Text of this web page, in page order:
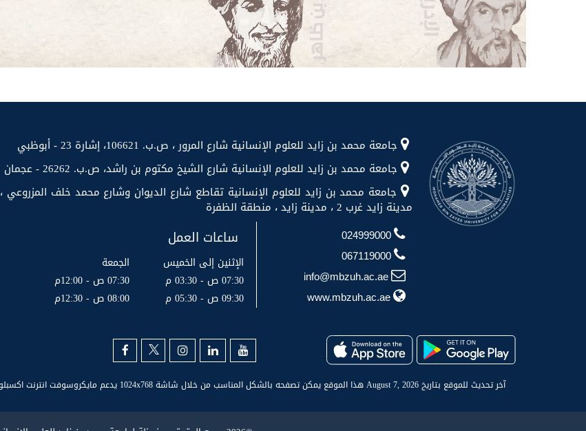
جامعة محمد بن زايد للعلوم الإنسانية شارع المرور ، ص.ب. 106621، إشارة 23 - أبوظبي
جامعة محمد بن زايد للعلوم الإنسانية شارع الشيخ مكتوم بن راشد، ص.ب. 26262 - عجمان
جامعة محمد بن زايد للعلوم الإنسانية تقاطع شارع الديوان وشارع محمد خلف المزروعي ،
مدينة زايد غرب 2 ، مدينة زايد ، منطقة الظفرة
024999000
067119000
info@mbzuh.ac.ae
www.mbzuh.ac.ae
ساعات العمل
الإثنين إلى الخميس
07:30 ص - 03:30 م
09:30 ص - 05:30 م
الجمعة
07:30 ص - 12:00م
08:00 ص - 12:30م
آخر تحديث للموقع بتاريخ August 7, 2026 هذا الموقع يمكن تصفحه بالشكل المناسب من خلال شاشة 1024x768 يدعم مايكروسوفت انترنت اكسبلورر 9.0+، فاير فوكس 2.0+، سفاري 3+، جوجل كروم 12.0+